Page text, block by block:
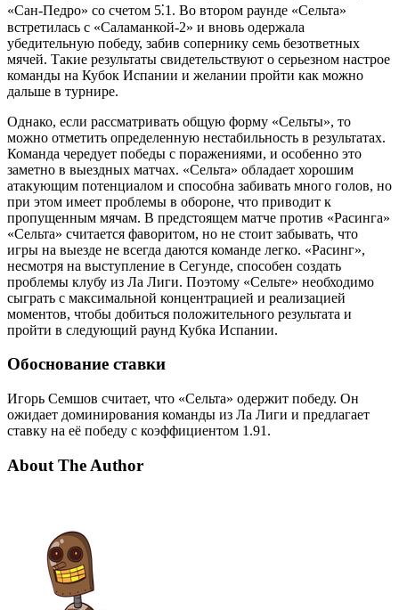
«Сан-Педро» со счетом 5⁚1. Во втором раунде «Сельта»
встретилась с «Саламанкой-2» и вновь одержала
убедительную победу, забив сопернику семь безответных
мячей. Такие результаты свидетельствуют о серьезном настрое
команды на Кубок Испании и желании пройти как можно
дальше в турнире.
Однако, если рассматривать общую форму «Сельты», то
можно отметить определенную нестабильность в результатах.
Команда чередует победы с поражениями, и особенно это
заметно в выездных матчах. «Сельта» обладает хорошим
атакующим потенциалом и способна забивать много голов, но
при этом имеет проблемы в обороне, что приводит к
пропущенным мячам. В предстоящем матче против «Расинга»
«Сельта» считается фаворитом, но не стоит забывать, что
игры на выезде не всегда даются команде легко. «Расинг»,
несмотря на выступление в Сегунде, способен создать
проблемы клубу из Ла Лиги. Поэтому «Сельте» необходимо
сыграть с максимальной концентрацией и реализацией
моментов, чтобы добиться положительного результата и
пройти в следующий раунд Кубка Испании.
Обоснование ставки
Игорь Семшов считает, что «Сельта» одержит победу. Он
ожидает доминирования команды из Ла Лиги и предлагает
ставку на её победу с коэффициентом 1.91.
About The Author